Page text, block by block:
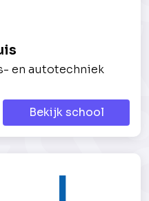
en autotechniek
Bekijk school